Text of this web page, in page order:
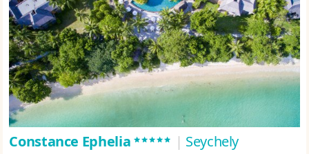
Constance Ephelia***** | Seychely